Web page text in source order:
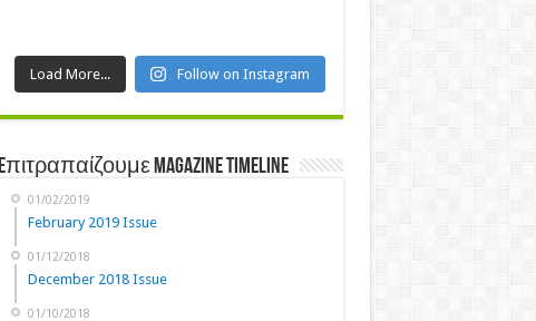
Load More... Follow on Instagram
Eπιτραπαίζουμε Magazine Timeline
01/02/2019
February 2019 Issue
01/12/2018
December 2018 Issue
01/10/2018